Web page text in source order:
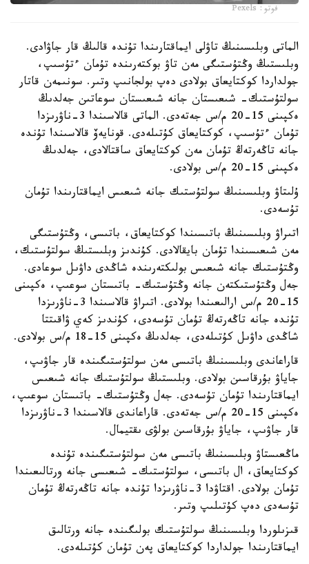
فوتو: Pexels
الماتى وبلىسىنىڭ تاۋلى ايماقتارىندا تۇندە قالىڭ قار جاۋادى.
وبلىستىڭ وڭتۇستىگى مەن تاۋ بوكتەرىندە تۇمان ءتۇسىپ،
جولداردا كوكتايعاق بولادى دەپ بولجانىپ وتىر. سونىمەن قاتار
سولتۇستىك- شىعىستان جانە شىعىستان سوعاتىن جەلدىڭ
ەكپىنى 15-20 م/س جەتەدى. الماتى قالاسىندا 3-ناۋرىزدا
تۇمان ءتۇسىپ، كوكتايعاق كۇتىلەدى. قونايەۆ قالاسىندا تۇندە
جانە تاڭەرتەڭ تۇمان مەن كوكتايعاق ساقتالادى، جەلدىڭ
ەكپىنى 15-20 م/س بولادى.
ۇلىتاۋ وبلىسىنىڭ سولتۇستىك جانە شىعىس ايماقتارىندا تۇمان
تۇسەدى.
اتىراۋ وبلىسىنىڭ باتىسىندا كوكتايعاق، باتىسى، وڭتۇستىگى
مەن شىعىسىندا تۇمان بايقالادى. كۇندىز وبلىستىڭ سولتۇستىك،
وڭتۇستىك جانە شىعىس بولىكتەرىندە شاڭدى داۋىل سوعادى.
جەل وڭتۇستىكتەن جانە وڭتۇستىك- باتىستان سوعىپ، ەكپىنى
15-20 م/س ارالىعىندا بولادى. اتىراۋ قالاسىندا 3-ناۋرىزدا
تۇندە جانە تاڭەرتەڭ تۇمان تۇسەدى، كۇندىز كەي ۋاقىتتا
شاڭدى داۋىل كۇتىلەدى، جەلدىڭ ەكپىنى 15-18 م/س بولادى.
قاراعاندى وبلىسىنىڭ باتىسى مەن سولتۇستىگىندە قار جاۋىپ،
جاياۋ بۇرقاسىن بولادى. وبلىستىڭ سولتۇستىك جانە شىعىس
ايماقتارىندا تۇمان تۇسەدى. جەل وڭتۇستىك- باتىستان سوعىپ،
ەكپىنى 15-20 م/س جەتەدى. قاراعاندى قالاسىندا 3-ناۋرىزدا
قار جاۋىپ، جاياۋ بۇرقاسىن بولۋى ىقتيمال.
ماڭعىستاۋ وبلىسىنىڭ باتىسى مەن سولتۇستىگىندە تۇندە
كوكتايعاق، ال باتىسى، سولتۇستىك- شىعىسى جانە ورتالىعىندا
تۇمان بولادى. اقتاۋدا 3-ناۋرىزدا تۇندە جانە تاڭەرتەڭ تۇمان
تۇسەدى دەپ كۇتىلىپ وتىر.
قىزىلوردا وبلىسىنىڭ سولتۇستىك بولىگىندە جانە ورتالىق
ايماقتارىندا جولداردا كوكتايعاق پەن تۇمان كۇتىلەدى.